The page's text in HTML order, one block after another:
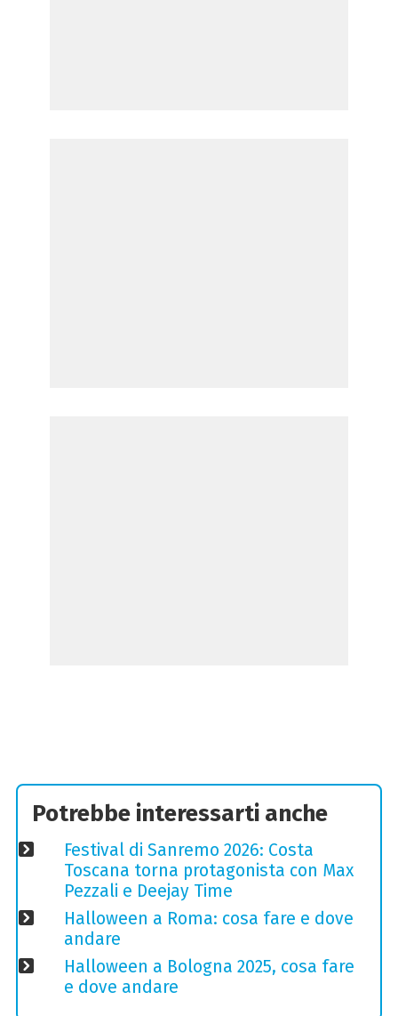
Potrebbe interessarti anche
Festival di Sanremo 2026: Costa
Toscana torna protagonista con Max
Pezzali e Deejay Time
Halloween a Roma: cosa fare e dove
andare
Halloween a Bologna 2025, cosa fare
e dove andare